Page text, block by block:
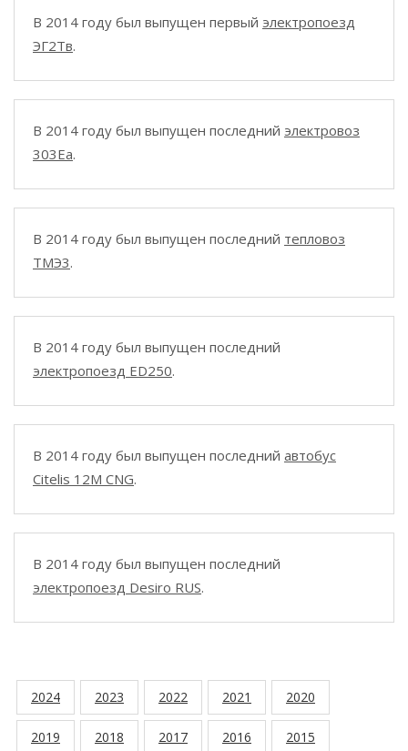
В 2014 году был выпущен первый электропоезд
ЭГ2Тв.
В 2014 году был выпущен последний электровоз
303Ea.
В 2014 году был выпущен последний тепловоз
ТМЭ3.
В 2014 году был выпущен последний
электропоезд ED250.
В 2014 году был выпущен последний автобус
Citelis 12M CNG.
В 2014 году был выпущен последний
электропоезд Desiro RUS.
2024 2023 2022 2021 2020
2019 2018 2017 2016 2015